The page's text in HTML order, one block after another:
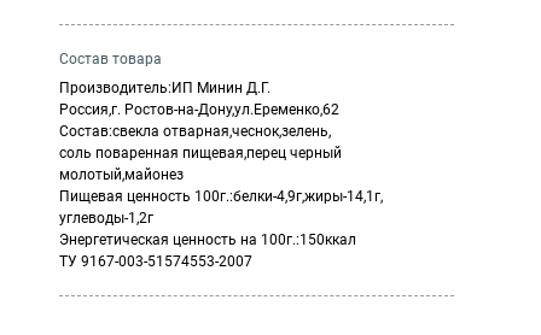
Состав товара
Производитель:ИП Минин Д.Г.
Россия,г. Ростов-на-Дону,ул.Еременко,62
Состав:свекла отварная,чеснок,зелень,
соль поваренная пищевая,перец черный
молотый,майонез
Пищевая ценность 100г.:белки-4,9г,жиры-14,1г,
углеводы-1,2г
Энергетическая ценность на 100г.:150ккал
ТУ 9167-003-51574553-2007